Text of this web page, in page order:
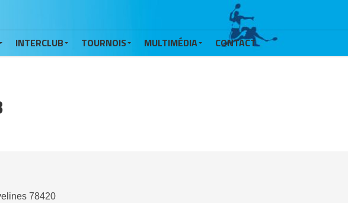
INTERCLUB TOURNOIS MULTIMÉDIA CONTACT
78420